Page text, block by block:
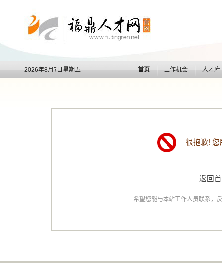
2026年8月7日星期五 首页 工作机会 人才库
很抱歉! 您
返回
希望您能与本站工作人员联系，